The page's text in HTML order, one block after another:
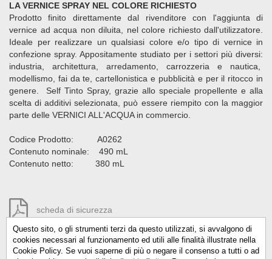
LA VERNICE SPRAY NEL COLORE RICHIESTO
Prodotto finito direttamente dal rivenditore con l'aggiunta di
vernice ad acqua non diluita, nel colore richiesto dall'utilizzatore.
Ideale per realizzare un qualsiasi colore e/o tipo di vernice in
confezione spray. Appositamente studiato per i settori più diversi:
industria, architettura, arredamento, carrozzeria e nautica,
modellismo, fai da te, cartellonistica e pubblicità e per il ritocco in
genere. Self Tinto Spray, grazie allo speciale propellente e alla
scelta di additivi selezionata, può essere riempito con la maggior
parte delle VERNICI ALL'ACQUA in commercio.
Codice Prodotto: A0262
Contenuto nominale: 490 mL
Contenuto netto: 380 mL
scheda di sicurezza
Questo sito, o gli strumenti terzi da questo utilizzati, si avvalgono di
cookies necessari al funzionamento ed utili alle finalità illustrate nella
Cookie Policy. Se vuoi saperne di più o negare il consenso a tutti o ad